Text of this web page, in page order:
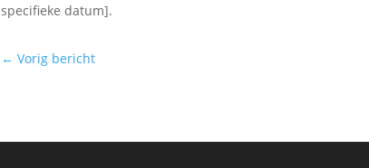
specifieke datum].
← Vorig bericht